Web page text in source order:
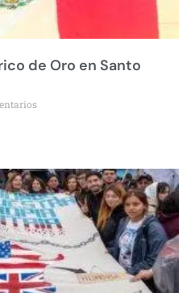
de Oro en Santo